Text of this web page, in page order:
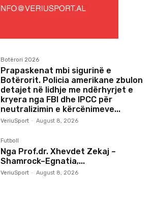
Botërori 2026
Prapaskenat mbi sigurinë e
Botërorit. Policia amerikane zbulon
detajet në lidhje me ndërhyrjet e
kryera nga FBI dhe IPCC për
neutralizimin e kërcënimeve...
VeriuSport - August 8, 2026
Futboll
Nga Prof.dr. Xhevdet Zekaj –
Shamrock–Egnatia,...
VeriuSport - August 8, 2026